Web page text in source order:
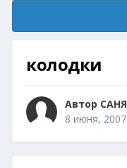
колодки
Автор САНЯ
8 июня, 2007